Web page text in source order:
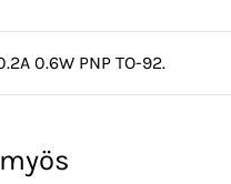
0.6W PNP TO-92.